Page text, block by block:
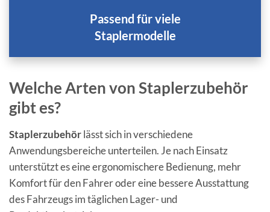
Passend für viele
Staplermodelle
Welche Arten von Staplerzubehör
gibt es?
Staplerzubehörlässt sich in verschiedene
Anwendungsbereiche unterteilen. Je nach Einsatz
unterstützt es eine ergonomischere Bedienung, mehr
Komfort für den Fahrer oder eine bessere Ausstattung
des Fahrzeugs im täglichen Lager- und